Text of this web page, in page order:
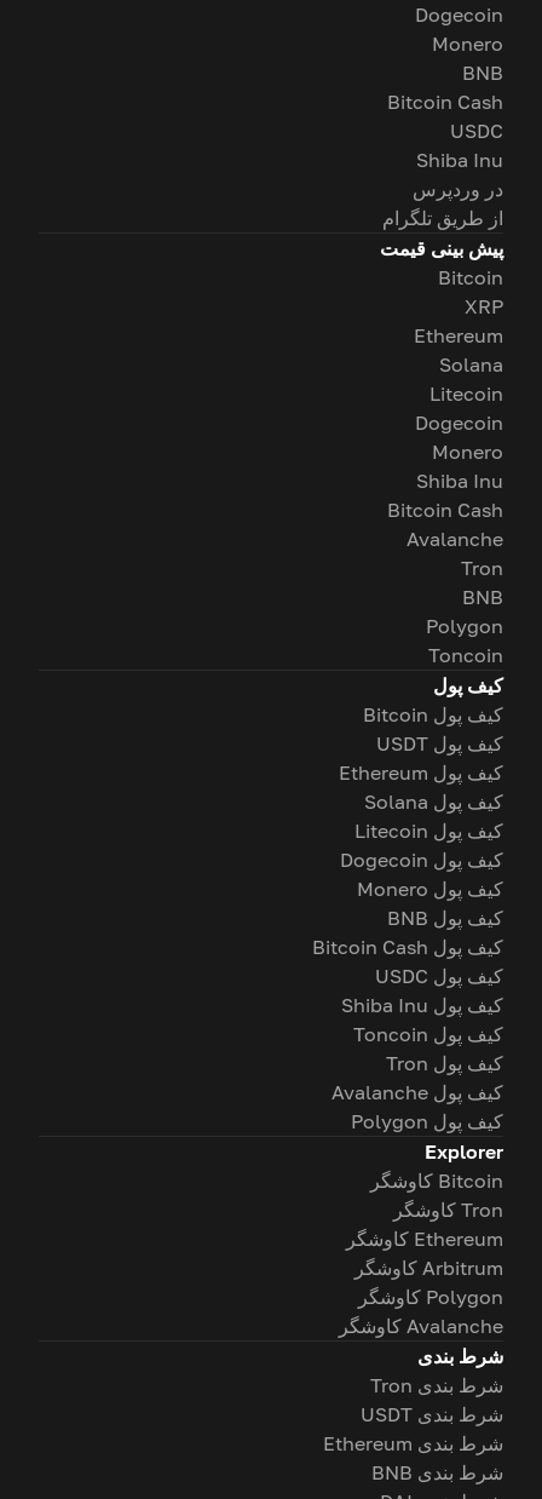
Dogecoin
Monero
BNB
Bitcoin Cash
USDC
Shiba Inu
در وردپرس
از طریق تلگرام
پیش بینی قیمت
Bitcoin
XRP
Ethereum
Solana
Litecoin
Dogecoin
Monero
Shiba Inu
Bitcoin Cash
Avalanche
Tron
BNB
Polygon
Toncoin
کیف پول
کیف پول Bitcoin
کیف پول USDT
کیف پول Ethereum
کیف پول Solana
کیف پول Litecoin
کیف پول Dogecoin
کیف پول Monero
کیف پول BNB
کیف پول Bitcoin Cash
کیف پول USDC
کیف پول Shiba Inu
کیف پول Toncoin
کیف پول Tron
کیف پول Avalanche
کیف پول Polygon
Explorer
Bitcoin کاوشگر
Tron کاوشگر
Ethereum کاوشگر
Arbitrum کاوشگر
Polygon کاوشگر
Avalanche کاوشگر
شرط بندی
شرط بندی Tron
شرط بندی USDT
شرط بندی Ethereum
شرط بندی BNB